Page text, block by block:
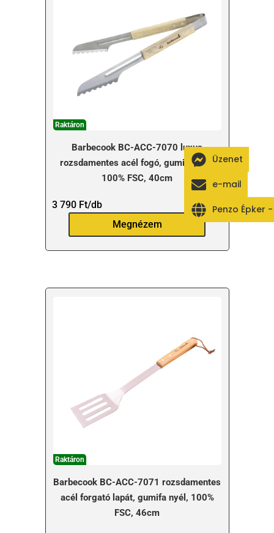
Raktáron
Barbecook BC-ACC-7070 luxus
rozsdamentes acél fogó, gumifa nyél,
100% FSC, 40cm
3 790 Ft/db
Megnézem
Raktáron
Barbecook BC-ACC-7071 rozsdamentes
acél forgató lapát, gumifa nyél, 100%
FSC, 46cm
Üzenet
e-mail
Penzo Épker